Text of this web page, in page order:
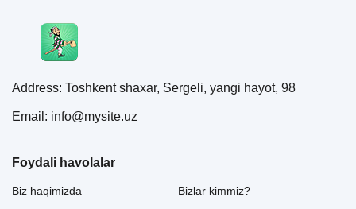
Address: Toshkent shaxar, Sergeli, yangi hayot, 98
Email: info@mysite.uz
Foydali havolalar
Biz haqimizda
Bizlar kimmiz?